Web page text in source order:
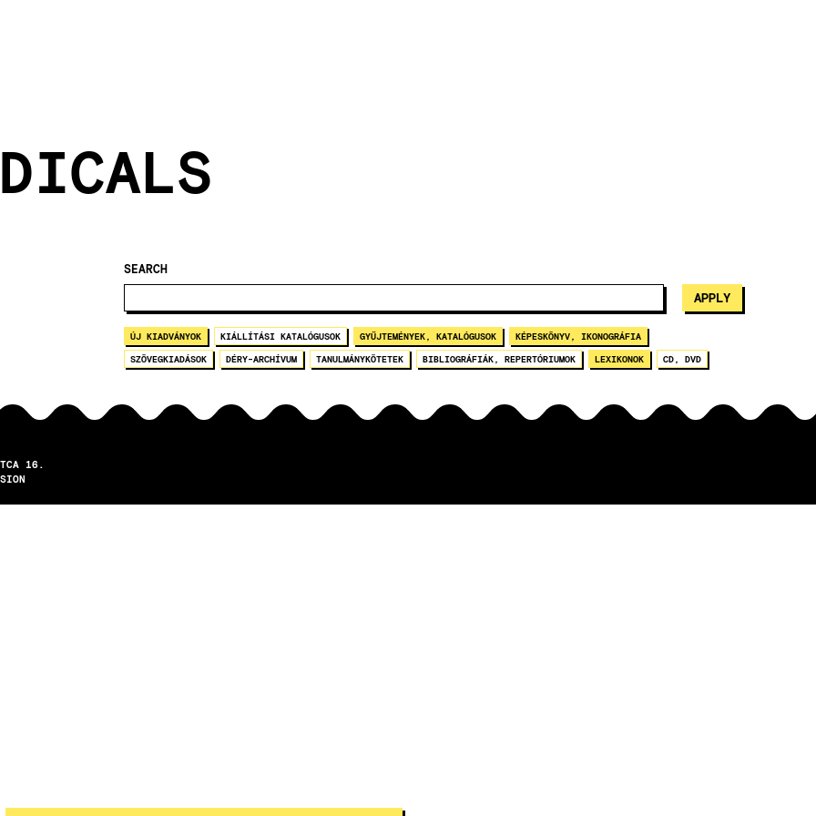
SEARCH
ÚJ KIADVÁNYOK KIÁLLÍTÁSI KATALÓGUSOK GYŰJTEMÉNYEK, KATALÓGUSOK KÉPESKÖNYV, IKONOGRÁFIA
SZÖVEGKIADÁSOK DÉRY-ARCHÍVUM TANULMÁNYKÖTETEK BIBLIOGRÁFIÁK, REPERTÓRIUMOK LEXIKONOK CD, DVD
16.